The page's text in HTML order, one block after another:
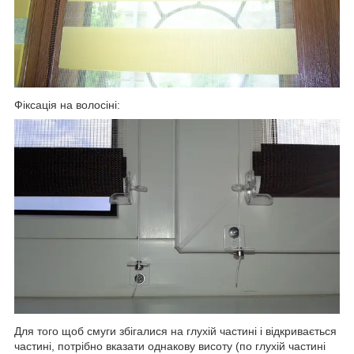
Фіксація на волосіні:
Для того щоб смуги збігалися на глухій частині і відкривається
частині, потрібно вказати однакову висоту (по глухій частині